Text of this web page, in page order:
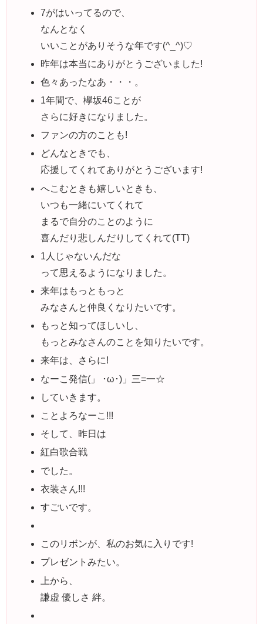
7がはいってるので、
なんとなく
いいことがありそうな年です(^_^)♡
昨年は本当にありがとうございました!
色々あったなあ・・・。
1年間で、欅坂46ことが
さらに好きになりました。
ファンの方のことも!
どんなときでも、
応援してくれてありがとうございます!
へこむときも嬉しいときも、
いつも一緒にいてくれて
まるで自分のことのように
喜んだり悲しんだりしてくれて(TT)
1人じゃないんだな
って思えるようになりました。
来年はもっともっと
みなさんと仲良くなりたいです。
もっと知ってほしいし、
もっとみなさんのことを知りたいです。
来年は、さらに!
なーこ発信(」 ･ω･)」三=一☆
していきます。
ことよろなーこ!!!
そして、昨日は
紅白歌合戦
でした。
衣装さん!!!
すごいです。
このリボンが、私のお気に入りです!
プレゼントみたい。
上から、
謙虚 優しさ 絆。